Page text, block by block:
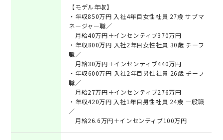
【モデル年収】
・年収850万円 入社4年目女性社員 27歳 サブマ
ネージャー職／
月給40万円＋インセンティブ370万円
・年収800万円 入社2年目女性社員 30歳 チーフ
職／
月給30万円＋インセンティブ440万円
・年収600万円 入社2年目男性社員 26歳 チーフ
職／
月給27万円＋インセンティブ276万円
・年収420万円 入社1年目男性社員 24歳 一般職
／
月給26.6万円＋インセンティブ100万円